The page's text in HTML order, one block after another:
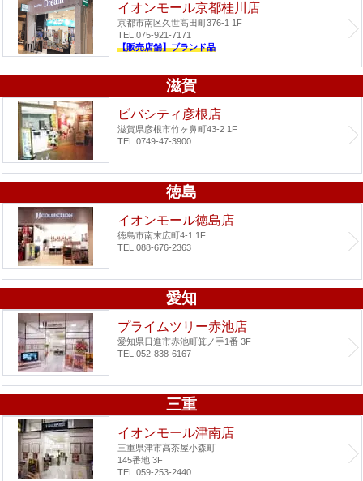
イオンモール京都桂川店
京都市南区久世高田町376-1 1F
TEL.075-921-7171
【販売店舗】ブランド品
滋賀
ビバシティ彦根店
滋賀県彦根市竹ヶ鼻町43-2 1F
TEL.0749-47-3900
徳島
イオンモール徳島店
徳島市南末広町4-1 1F
TEL.088-676-2363
愛知
プライムツリー赤池店
愛知県日進市赤池町箕ノ手1番 3F
TEL.052-838-6167
三重
イオンモール津南店
三重県津市高茶屋小森町
145番地 3F
TEL.059-253-2440